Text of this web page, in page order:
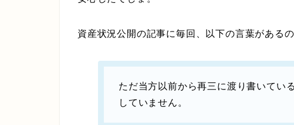
資産状況公開の記事に毎回、以下の言葉がある
ただ当方以前から再三に渡り書いてい
していません。